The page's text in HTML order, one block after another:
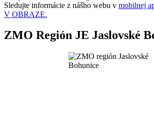
Sledujte informácie z nášho webu v mobilnej
V OBRAZE.
ZMO Región JE Jaslovské